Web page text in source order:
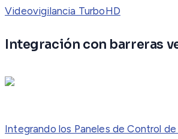
Videovigilancia TurboHD
Integración con barreras
Integrando los Paneles de Control